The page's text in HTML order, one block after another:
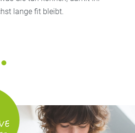
lange fit bleibt.